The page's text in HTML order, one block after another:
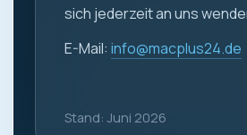
sich jederzeit an uns
E-Mail: info@macplus24.de
Stand: Juni 2026